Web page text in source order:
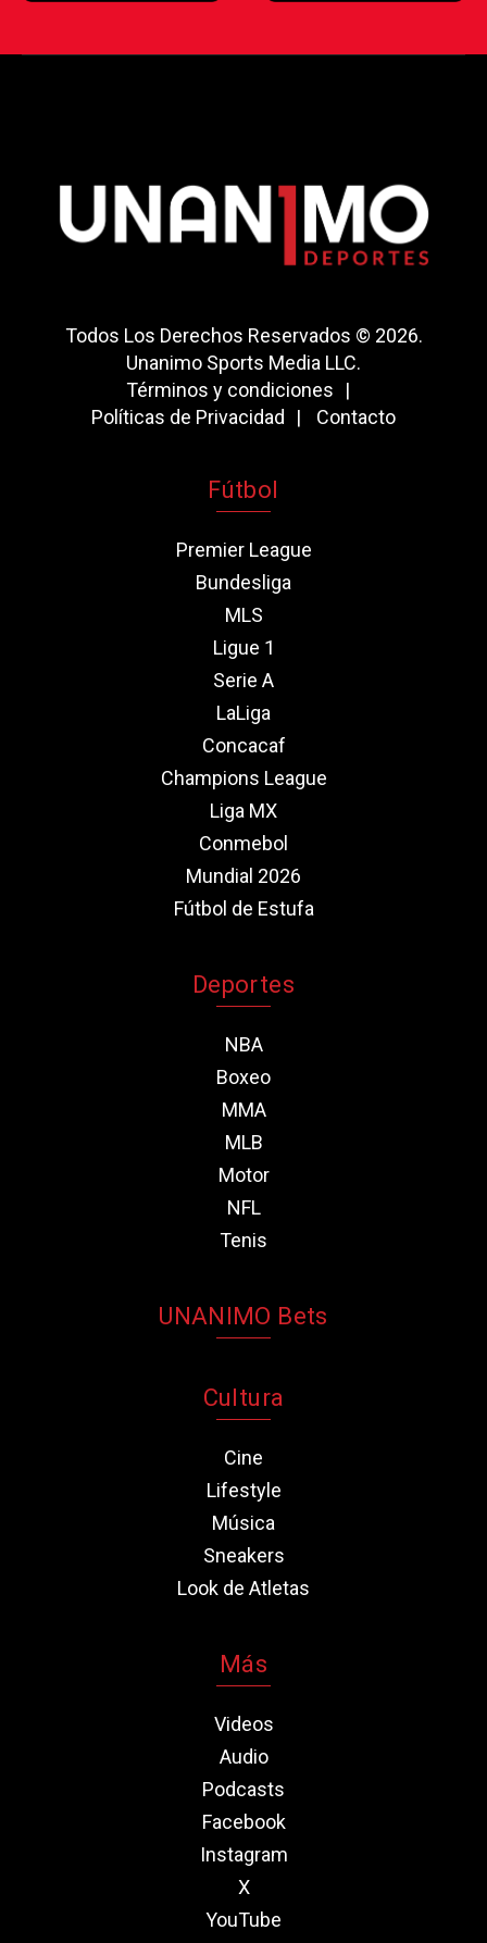
Todos Los Derechos Reservados © 2026.
Unanimo Sports Media LLC.
Términos y condiciones
Políticas de Privacidad
Contacto
Fútbol
Premier League
Bundesliga
MLS
Ligue 1
Serie A
LaLiga
Concacaf
Champions League
Liga MX
Conmebol
Mundial 2026
Fútbol de Estufa
Deportes
NBA
Boxeo
MMA
MLB
Motor
NFL
Tenis
UNANIMO Bets
Cultura
Cine
Lifestyle
Música
Sneakers
Look de Atletas
Más
Videos
Audio
Podcasts
Facebook
Instagram
X
YouTube